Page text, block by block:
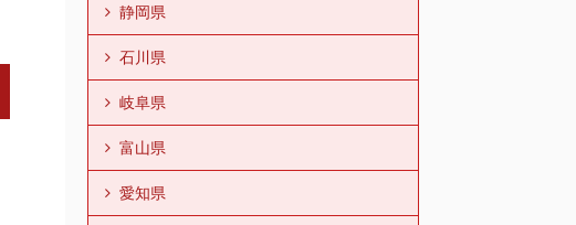
静岡県
石川県
岐阜県
富山県
愛知県